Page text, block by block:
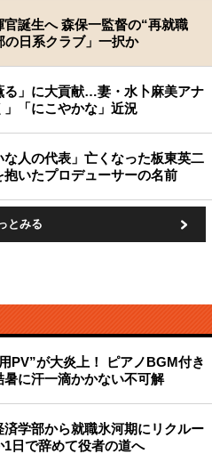
誕生へ 森保一監督の“再就職
の日系クラブ」一択か
る」に大貢献…妻・水卜麻美アナ
」「にこやかな」近況
な人の代表」亡くなった板東英二
抱いたプロデューサーの名前
とみる
PV”が大炎上！ ピアノBGM付き
に汗一滴かかない不可解
学部から就職氷河期にリクルー
1日で辞めて役者の道へ